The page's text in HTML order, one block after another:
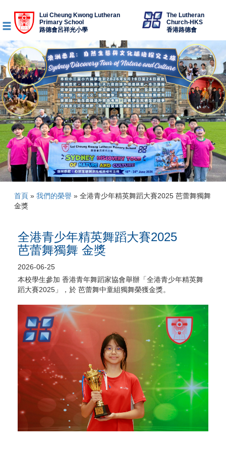
Lui Cheung Kwong Lutheran
Primary School
路德會呂祥光小學
The Lutheran
Church-HKS
香港路德會
首頁» 我們的榮譽» 全港青少年精英舞蹈大賽2025 芭蕾舞獨舞
金獎
全港青少年精英舞蹈大賽2025
芭蕾舞獨舞 金獎
2026-06-25
本校學生參加 香港青年舞蹈家協會舉辦「全港青少年精英舞
蹈大賽2025」，於 芭蕾舞中童組獨舞榮獲金獎。